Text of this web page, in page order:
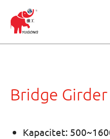
Bridge
Kapacitet: